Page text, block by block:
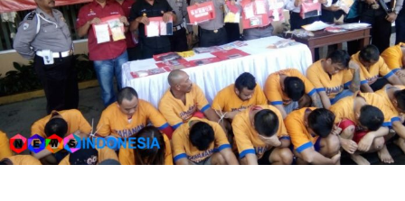
Politik
Gaya Hidup
Kuliner
Otomotif